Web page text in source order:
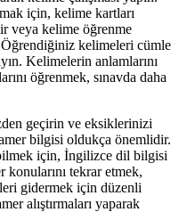
için, kelime kartları
veya kelime öğrenme
kelimeleri cümle
Kelimelerin anlamlarını
öğrenmek, sınavda daha
geçirin ve eksiklerinizi
bilgisi oldukça önemlidir.
için, İngilizce dil bilgisi
tekrar etmek,
gidermek için düzenli
alıştırmaları yaparak